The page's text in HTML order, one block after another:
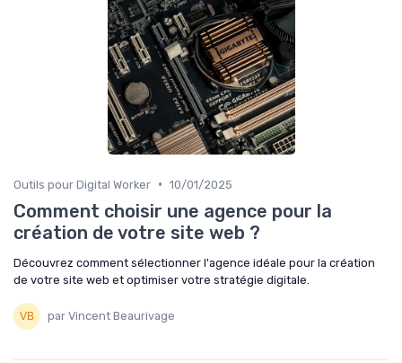
Outils pour Digital Worker • 10/01/2025
Comment choisir une agence pour la
création de votre site web ?
Découvrez comment sélectionner l'agence idéale pour la création
de votre site web et optimiser votre stratégie digitale.
par Vincent Beaurivage